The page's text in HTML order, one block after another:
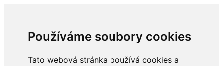
Používáme soubory cookies
Tato webová stránka používá cookies a